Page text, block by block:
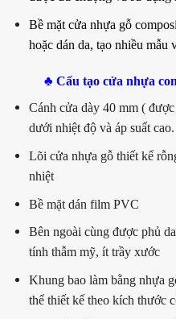
Bề mặt cửa nhựa gỗ
hoặc dán da, tạo nhiều mẫu
♣ Cấu tạo cửa nhựa
Cánh cửa dày 40 mm (
dưới nhiệt độ và áp suất cao.
Lõi cửa nhựa gỗ thiết kế
nhiệt
Bề mặt dán film PVC
Bên ngoài cùng được phủ
tính thẫm mỹ, ít trầy xước
Khung bao làm bằng nhựa
thể thiết kế theo kích thước